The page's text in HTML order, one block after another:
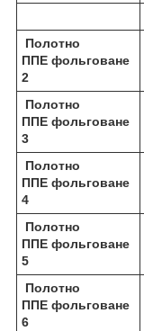
Полотно
ППЕ фольговане
2
Полотно
ППЕ фольговане
3
Полотно
ППЕ фольговане
4
Полотно
ППЕ фольговане
5
Полотно
ППЕ фольговане
6